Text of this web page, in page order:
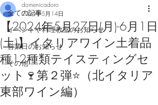
全ての記事
イベントや料理教室のお知らせ
営業日のお知らせ
その他
【2024年5月27日(月)-6月1日
(土)】イタリアワイン土着品
種12種類テイスティングセ
ット🍷第２弾⭐️（北イタリア
東部ワイン編）
domenicadoro
2024年5月14日